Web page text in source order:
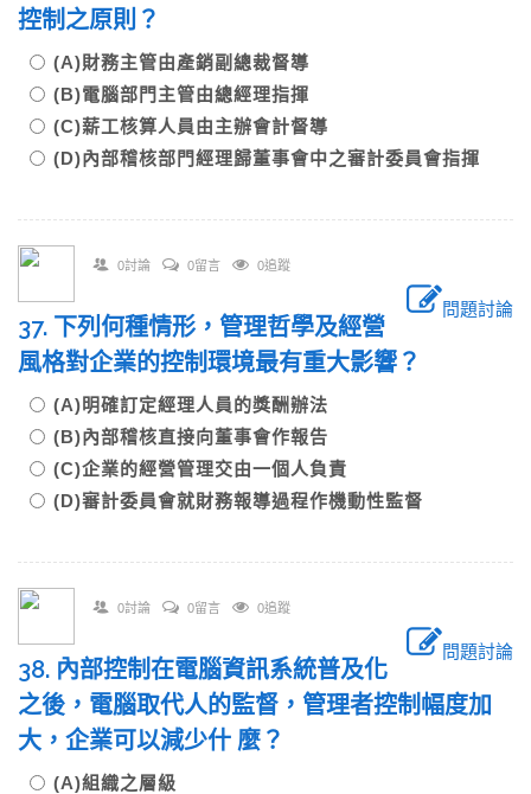
控制之原則？
(A)財務主管由產銷副總裁督導
(B)電腦部門主管由總經理指揮
(C)薪工核算人員由主辦會計督導
(D)內部稽核部門經理歸董事會中之審計委員會指揮
0討論 0留言 0追蹤
問題討論
37. 下列何種情形，管理哲學及經營
風格對企業的控制環境最有重大影響？
(A)明確訂定經理人員的獎酬辦法
(B)內部稽核直接向董事會作報告
(C)企業的經營管理交由一個人負責
(D)審計委員會就財務報導過程作機動性監督
0討論 0留言 0追蹤
問題討論
38. 內部控制在電腦資訊系統普及化
之後，電腦取代人的監督，管理者控制幅度加
大，企業可以減少什 麼？
(A)組織之層級